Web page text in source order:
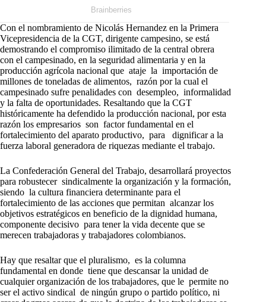
Con el nombramiento de Nicolás Hernandez en la Primera
Vicepresidencia de la CGT, dirigente campesino, se está
demostrando el compromiso ilimitado de la central obrera
con el campesinado, en la seguridad alimentaria y en la
producción agrícola nacional que ataje la importación de
millones de toneladas de alimentos, razón por la cual el
campesinado sufre penalidades con desempleo, informalidad
y la falta de oportunidades. Resaltando que la CGT
históricamente ha defendido la producción nacional, por esta
razón los empresarios son factor fundamental en el
fortalecimiento del aparato productivo, para dignificar a la
fuerza laboral generadora de riquezas mediante el trabajo.
La Confederación General del Trabajo, desarrollará proyectos
para robustecer sindicalmente la organización y la formación,
siendo la cultura financiera determinante para el
fortalecimiento de las acciones que permitan alcanzar los
objetivos estratégicos en beneficio de la dignidad humana,
componente decisivo para tener la vida decente que se
merecen trabajadoras y trabajadores colombianos.
Hay que resaltar que el pluralismo, es la columna
fundamental en donde tiene que descansar la unidad de
cualquier organización de los trabajadores, que le permite no
ser el activo sindical de ningún grupo o partido político, ni